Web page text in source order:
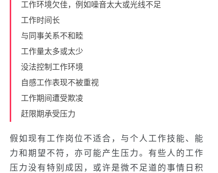
工作环境欠佳，例如噪音太大或光线不足
工作时间长
与同事关系不和睦
工作量太多或太少
没法控制工作环境
自感工作表现不被重视
工作期间遭受欺凌
赶限期承受压力
假如现有工作岗位不适合，与个人工作技能、能
力和期望不符，亦可能产生压力。有些人的工作
压力没有特别成因，或许是微不足道的事情日积